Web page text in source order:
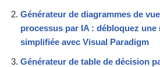
Générateur de diagrammes de
processus par IA : débloquez
simplifiée avec Visual Paradigm
Générateur de table de décision